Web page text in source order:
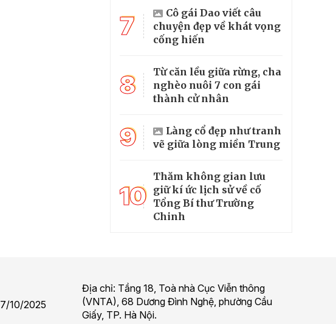
7
Cô gái Dao viết câu
chuyện đẹp về khát vọng
cống hiến
8
Từ căn lều giữa rừng, cha
nghèo nuôi 7 con gái
thành cử nhân
9
Làng cổ đẹp như tranh
vẽ giữa lòng miền Trung
10
Thăm không gian lưu
giữ kí ức lịch sử về cố
Tổng Bí thư Trường
Chinh
10/2025
Địa chỉ: Tầng 18, Toà nhà Cục Viễn thông
(VNTA), 68 Dương Đình Nghệ, phường Cầu
Giấy, TP. Hà Nội.